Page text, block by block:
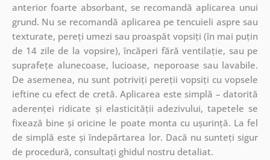
anterior foarte absorbant, se recomandă aplicarea unui
grund. Nu se recomandă aplicarea pe tencuieli aspre sau
texturate, pereți umezi sau proaspăt vopsiți (în mai puțin
de 14 zile de la vopsire), încăperi fără ventilație, sau pe
suprafețe alunecoase, lucioase, neporoase sau lavabile.
De asemenea, nu sunt potriviți pereții vopsiți cu vopsele
ieftine cu efect de cretă. Aplicarea este simplă – datorită
aderenței ridicate și elasticității adezivului, tapetele se
fixează bine și oricine le poate monta cu ușurință. La fel
de simplă este și îndepărtarea lor. Dacă nu sunteți sigur
de procedură, consultați ghidul nostru detaliat.